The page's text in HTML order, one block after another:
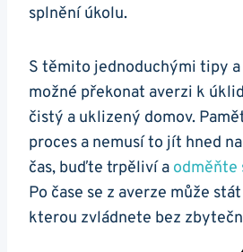
splnění úkolu.
S těmito jednoduchými tipy
možné překonat averzi k
čistý a uklizený domov.
proces a nemusí to jít hned
čas, buďte trpěliví a odměňte
Po čase se z averze může
kterou zvládnete bez